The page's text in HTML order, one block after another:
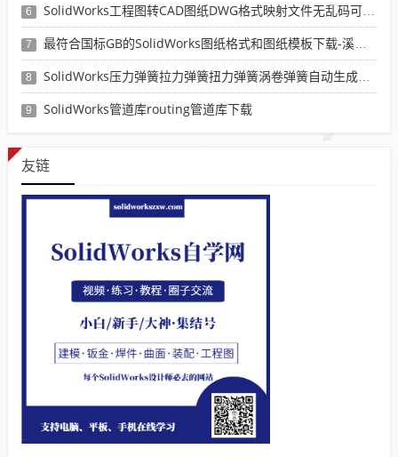
6 SolidWorks工程图转CAD图纸DWG格式映射文件无乱码可分层-溪风亲测推荐
7 最符合国标GB的SolidWorks图纸格式和图纸模板下载-溪风专用版
8 SolidWorks压力弹簧拉力弹簧扭力弹簧涡卷弹簧自动生成宏程序下载
9 SolidWorks管道库routing管道库下载
友链